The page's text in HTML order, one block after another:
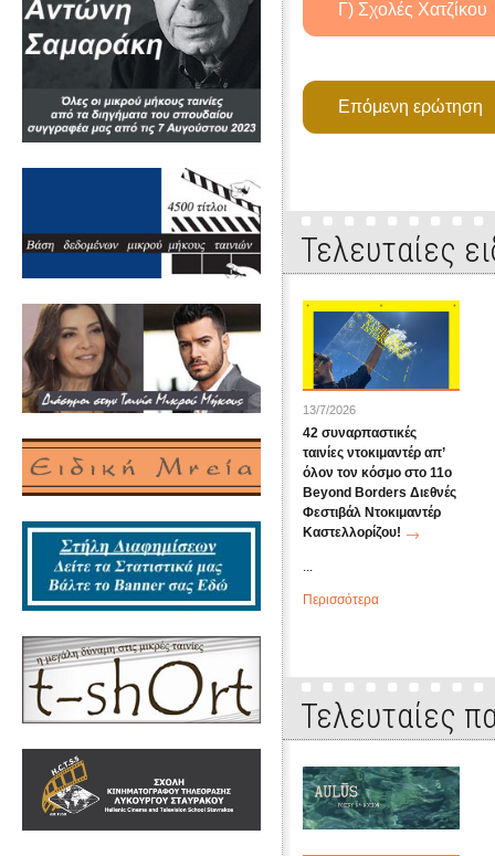
Τελευταίες
13/7/2026
42 συναρπαστικές
ταινίες ντοκιμαντέρ απ’
όλον τον κόσμο στο 11ο
Beyond Borders Διεθνές
Φεστιβάλ Ντοκιμαντέρ
Καστελλορίζου!
...
Περισσότερα
Τελευταίες